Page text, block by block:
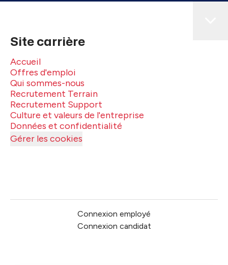
Site carrière
Accueil
Offres d'emploi
Qui sommes-nous
Recrutement Terrain
Recrutement Support
Culture et valeurs de l'entreprise
Données et confidentialité
Gérer les cookies
Connexion employé
Connexion candidat